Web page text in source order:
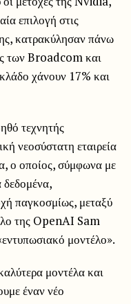
επιλογή στις
κατρακύλησαν πάνω
των Broadcom και
χάνουν 17% και
τεχνητής
νεοσύστατη εταιρεία
ο οποίος, σύμφωνα με
δεδομένα,
παγκοσμίως, μεταξύ
της OpenAI Sam
μοντέλο».
μοντέλα και
έναν νέο